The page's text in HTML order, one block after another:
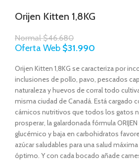
Orijen Kitten 1,8KG
Normal$46.680
Oferta Web $31.990
Orijen Kitten 1,8KG se caracteriza por
inclusiones de pollo, pavo, pescados
naturaleza y huevos de corral todo
misma ciudad de Canadá. Está cargado
cárnicos nutritivos que todos los gatos
prosperar, la galardonada fórmula
glucémico y baja en carbohidratos
azúcar saludables para una salud
óptimo. Y con cada bocado añade